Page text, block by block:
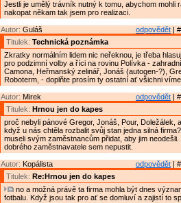
Jestli je umělý trávník nutný k tomu, abychom mohli
nakopat někam tak jsem pro realizaci.
odpovědět |
Autor: Guláš
Titulek: Technická poznámka
Zkratky normálním lidem nic neřeknou, je třeba
pro podzimní volby a říci na rovinu Polívka -
Camona, Heřmanský zelinář, Jonáš (autogen-?),
Roboterm, - doplňte prosím ty ostatní ať všichni
odpovědět |
Autor: Mirek
Titulek: Hrnou jen do kapes
proč nebyli pánové Gregor, Jonáš, Pour, Doležálek,
když u nás chtěla rozbalit svůj stan jedna silná
museli svým zaměstnancům přidat, aby jim neodešli.
dobrého zaměstnavatele sem nepustit.
odpovědět |
Autor: Kopálista
Titulek: Re:Hrnou jen do kapes
no a možná právě ta firma mohla být dnes
fotbalu. Když jsou tak pro ať se domluví a zajistí to